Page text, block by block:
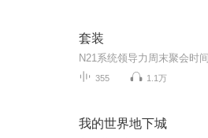
套装
355 1.1万
我的世界地下城